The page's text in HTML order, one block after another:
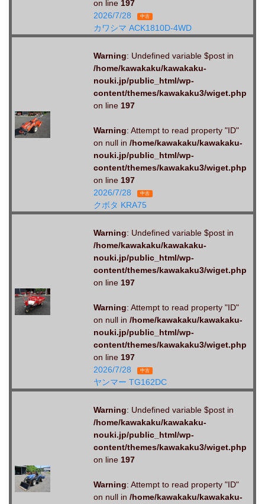
on line 197
2026/7/28
中古
カワシマ ACK1810D-4WD
Warning: Undefined variable $post in
/home/kawakaku/kawakaku-
nouki.jp/public_html/wp-
content/themes/kawakaku3/wiget.php
on line 197
Warning: Attempt to read property "ID"
on null in /home/kawakaku/kawakaku-
nouki.jp/public_html/wp-
content/themes/kawakaku3/wiget.php
on line 197
2026/7/28
中古
クボタ KRA75
Warning: Undefined variable $post in
/home/kawakaku/kawakaku-
nouki.jp/public_html/wp-
content/themes/kawakaku3/wiget.php
on line 197
Warning: Attempt to read property "ID"
on null in /home/kawakaku/kawakaku-
nouki.jp/public_html/wp-
content/themes/kawakaku3/wiget.php
on line 197
2026/7/28
中古
ヤンマー TG162DC
Warning: Undefined variable $post in
/home/kawakaku/kawakaku-
nouki.jp/public_html/wp-
content/themes/kawakaku3/wiget.php
on line 197
Warning: Attempt to read property "ID"
on null in /home/kawakaku/kawakaku-